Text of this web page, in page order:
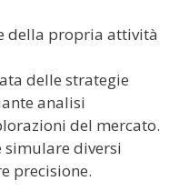
della propria attività
delle strategie
analisi
del mercato.
simulare diversi
precisione.